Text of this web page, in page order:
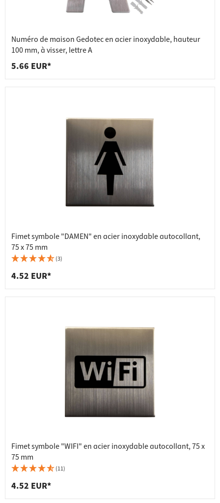
Numéro de maison Gedotec en acier inoxydable, hauteur
100 mm, à visser, lettre A
5.66 EUR*
Fimet symbole "DAMEN" en acier inoxydable autocollant,
75 x 75 mm
(3)
4.52 EUR*
Fimet symbole "WIFI" en acier inoxydable autocollant, 75 x
75 mm
(11)
4.52 EUR*